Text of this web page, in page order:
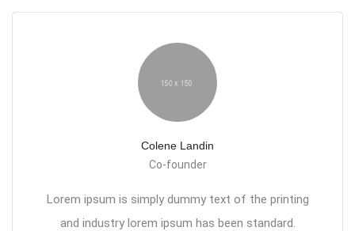
Colene Landin
Co-founder
Lorem ipsum is simply dummy text of the printing
and industry lorem ipsum has been standard.